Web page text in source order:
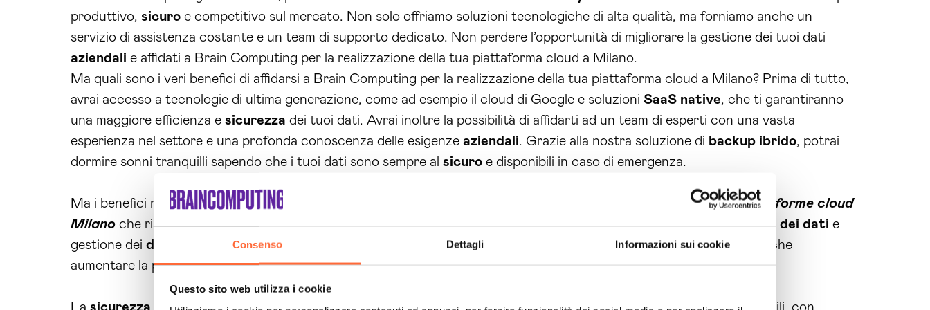
Consenso Dettagli Informazioni sui cookie
Questo sito web utilizza i cookie
produttivo, sicuro e competitivo sul mercato. Non solo offriamo soluzioni tecnologiche di alta qualità, ma forniamo anche un
servizio di assistenza costante e un team di supporto dedicato. Non perdere l’opportunità di migliorare la gestione dei tuoi dati
aziendali e affidati a Brain Computing per la realizzazione della tua piattaforma cloud a Milano.
Ma quali sono i veri benefici di affidarsi a Brain Computing per la realizzazione della tua piattaforma cloud a Milano? Prima di tutto,
avrai accesso a tecnologie di ultima generazione, come ad esempio il cloud di Google e soluzioni SaaS native, che ti garantiranno
una maggiore efficienza e sicurezza dei tuoi dati. Avrai inoltre la possibilità di affidarti ad un team di esperti con una vasta
esperienza nel settore e una profonda conoscenza delle esigenze aziendali. Grazie alla nostra soluzione di backup ibrido, potrai
dormire sonni tranquilli sapendo che i tuoi dati sono sempre al sicuro e disponibili in caso di emergenza.
Ma i benefici non si fermano qui. Grazie al nostro approccio personalizzato, potrai ottenere una
realizzazione piattaforme cloud
Milano che risponde esattamente alle tue specifiche esigenzeaziendali, con la possibilità di integrare servizi dianalisi dei dati e
gestione dei datacenter
. Inoltre, non solo potrai risparmiare sui costi di gestione e manutenzione dei tuoi dati, ma anche
aumentare la produttività grazie alla maggiore efficienza dei nostri servizi.
La sicurezza dei datiaziendaliè una priorità per noi, ed è per questo che offriamo soluzioni altamente sicure e affidabili, con